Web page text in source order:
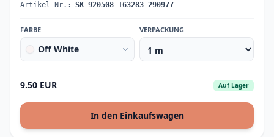
Artikel-Nr.: SK_920508_163283_290977
FARBE
Off White
VERPACKUNG
9.50 EUR Auf Lager
In den Einkaufswagen